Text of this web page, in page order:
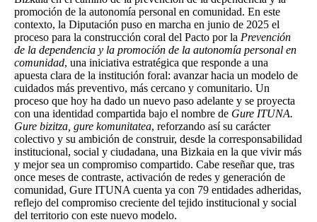
promoción de la autonomía personal en comunidad. En este
contexto, la Diputación puso en marcha en junio de 2025 el
proceso para la construcción coral del Pacto por la Prevención
de la dependencia y la promoción de la autonomía personal en
comunidad, una iniciativa estratégica que responde a una
apuesta clara de la institución foral: avanzar hacia un modelo de
cuidados más preventivo, más cercano y comunitario. Un
proceso que hoy ha dado un nuevo paso adelante y se proyecta
con una identidad compartida bajo el nombre de Gure ITUNA.
Gure bizitza, gure komunitatea, reforzando así su carácter
colectivo y su ambición de construir, desde la corresponsabilidad
institucional, social y ciudadana, una Bizkaia en la que vivir más
y mejor sea un compromiso compartido. Cabe reseñar que, tras
once meses de contraste, activación de redes y generación de
comunidad, Gure ITUNA cuenta ya con 79 entidades adheridas,
reflejo del compromiso creciente del tejido institucional y social
del territorio con este nuevo modelo.